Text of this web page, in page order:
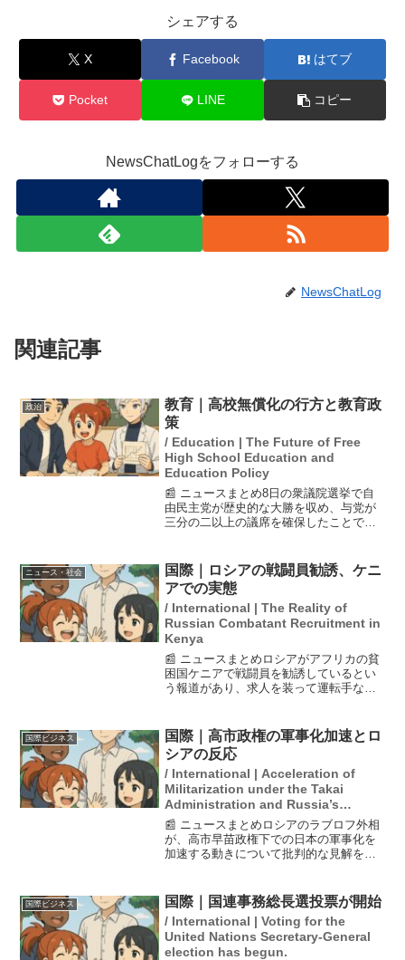
シェアする
X Facebook はてブ
Pocket LINE コピー
NewsChatLogをフォローする
NewsChatLog
関連記事
政治
教育｜高校無償化の行方と教育政
策
/ Education | The Future of Free
High School Education and
Education Policy
📰 ニュースまとめ8日の衆議院選挙で自
由民主党が歴史的な大勝を収め、与党が
三分の二以上の議席を確保したことで政
改正が必要で、もし遅れれば現行制度が
続く可能性があります...
ニュース・社会
国際｜ロシアの戦闘員勧誘、ケニ
アでの実態
/ International | The Reality of
Russian Combatant Recruitment in
Kenya
📰 ニュースまとめロシアがアフリカの貧
困国ケニアで戦闘員を勧誘しているとい
う報道があり、求人を装って運転手など
明になった人々の消息を心配しており、
この問題は兵員補充...
国際ビジネス
国際｜高市政権の軍事化加速とロ
シアの反応
/ International | Acceleration of
Militarization under the Takai
Administration and Russia’s
Response
📰 ニュースまとめロシアのラブロフ外相
が、高市早苗政権下での日本の軍事化を
加速する動きについて批判的な見解を示
台湾問題においてロシアは中国を支持す
る立場を強調した。この...
国際ビジネス 国際｜国連事務総長選投票が開始
/ International | Voting for the
United Nations Secretary-General
election has begun.